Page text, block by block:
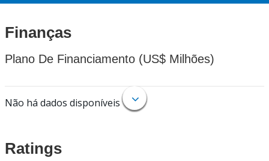
Finanças
Plano De Financiamento (US$ Milhões)
Não há dados disponíveis
Ratings